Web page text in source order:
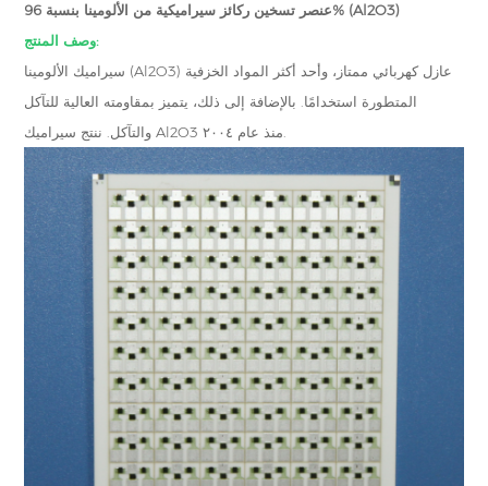
عنصر تسخين ركائز سيراميكية من الألومينا بنسبة 96% (Al2O3)
وصف المنتج:
سيراميك الألومينا (Al2O3) عازل كهربائي ممتاز، وأحد أكثر المواد الخزفية
المتطورة استخدامًا. بالإضافة إلى ذلك، يتميز بمقاومته العالية للتآكل